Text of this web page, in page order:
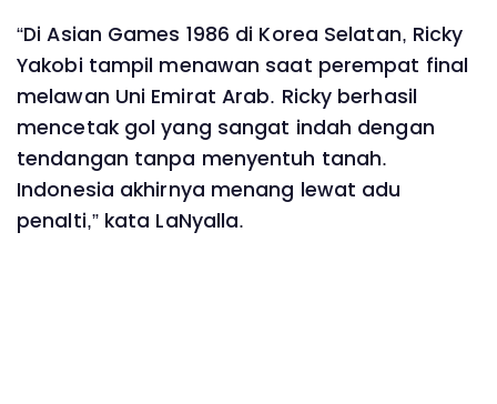
“Di Asian Games 1986 di Korea Selatan, Ricky
Yakobi tampil menawan saat perempat final
melawan Uni Emirat Arab. Ricky berhasil
mencetak gol yang sangat indah dengan
tendangan tanpa menyentuh tanah.
Indonesia akhirnya menang lewat adu
penalti,” kata LaNyalla.